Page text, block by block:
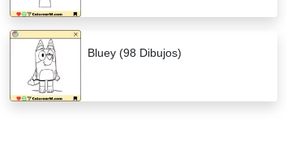
Bluey (98 Dibujos)